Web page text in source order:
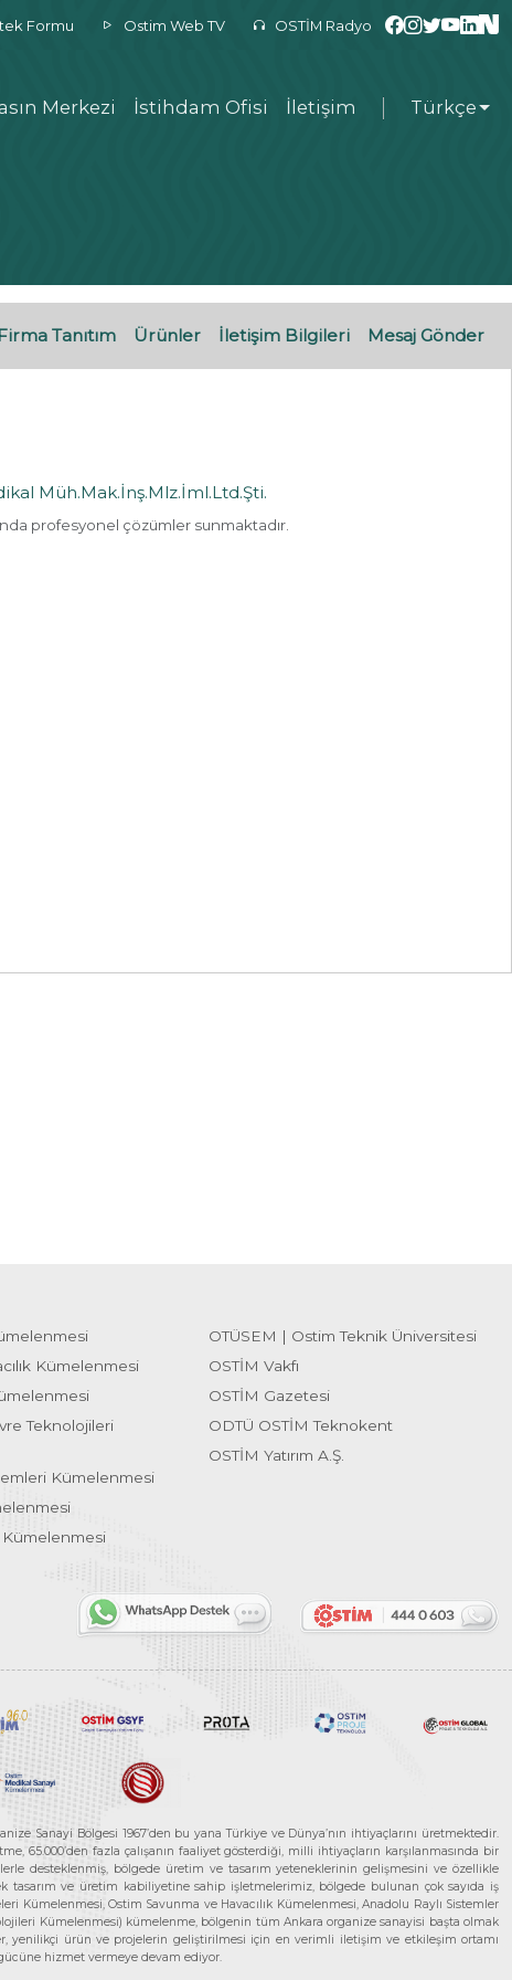
Formu Ostim Web TV OSTİM Radyo
Merkezi İstihdam Ofisi İletişim Türkçe
Tanıtım Ürünler İletişim Bilgileri Mesaj Gönder
Müh.Mak.İnş.Mlz.İml.Ltd.Şti.
profesyonel çözümler sunmaktadır.
Kümelenmesi
Teknolojileri
Kümelenmesi
OTÜSEM | Ostim Teknik Üniversitesi
OSTİM Vakfı
OSTİM Gazetesi
ODTÜ OSTİM Teknokent
OSTİM Yatırım A.Ş.
Sanayi Bölgesi 1967’den bu yana Türkiye ve Dünya’nın ihtiyaçlarını üretmektedir.
65.000’den fazla çalışanın faaliyet gösterdiği, milli ihtiyaçların karşılanmasında bir
desteklenmiş, bölgede üretim ve tasarım yeteneklerinin gelişmesini ve özellikle
tasarım ve üretim kabiliyetine sahip işletmelerimiz, bölgede bulunan çok sayıda iş
Kümelenmesi, Ostim Savunma ve Havacılık Kümelenmesi, Anadolu Raylı Sistemler
Kümelenmesi) kümelenme, bölgenin tüm Ankara organize sanayisi başta olmak
yenilikçi ürün ve projelerin geliştirilmesi için en verimli iletişim ve etkileşim ortamı
hizmet vermeye devam ediyor.